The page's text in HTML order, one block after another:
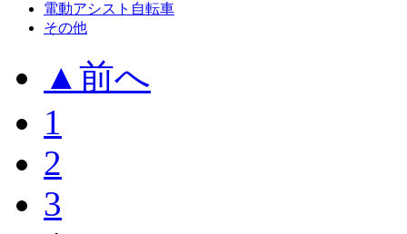
電動アシスト自転車
その他
▲ 前へ
1
2
3